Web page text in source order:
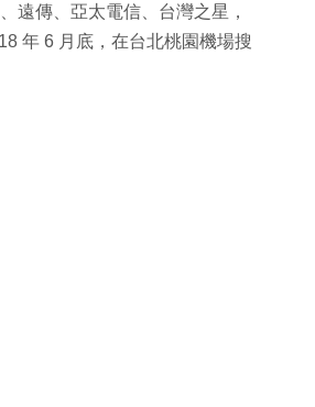
遠傳、亞太電信、台灣之星，
年 6 月底，在台北桃園機場搜